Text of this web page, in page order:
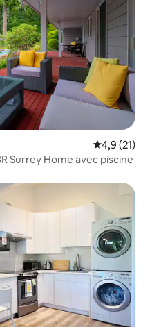
Évaluation
4,9 (21)
Surrey Home avec piscine